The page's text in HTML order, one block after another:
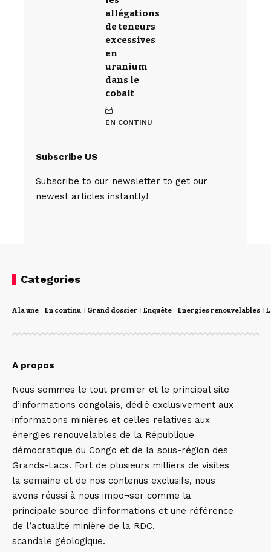
allégations
de teneurs
excessives
en
uranium
dans le
cobalt
EN CONTINU
Subscribe US
Subscribe to our newsletter to get our
newest articles instantly!
Categories
A la une En continu Grand dossier Enquête Energies renouvelables
A propos
Nous sommes le tout premier et le principal site
d’informations congolais, dédié exclusivement aux
informations minières et celles relatives aux
énergies renouvelables de la République
démocratique du Congo et de la sous-région des
Grands-Lacs. Fort de plusieurs milliers de visites
la semaine et de nos contenus exclusifs, nous
avons réussi à nous impo¬ser comme la
principale source d’informations et une référence
de l’actualité minière de la RDC,
scandale géologique.